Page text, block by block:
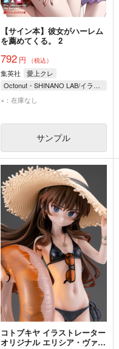
【サイン本】彼女がハーレム
を薦めてくる。 2
792 円 （税込）
集英社
愛上クレ
Octonut・SHINANO LAB/イラスト
×：在庫なし
サンプル
コトブキヤ イラストレーター
オリジナル エリシア・ヴァル